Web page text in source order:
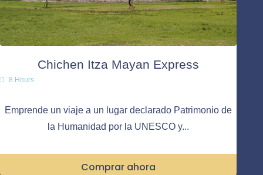
Chichen Itza Mayan Express
8 Hours
Emprende un viaje a un lugar declarado Patrimonio de
la Humanidad por la UNESCO y...
Comprar ahora